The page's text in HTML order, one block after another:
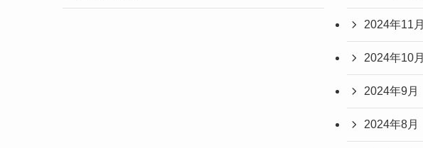
2024年11月
2024年10月
2024年9月
2024年8月